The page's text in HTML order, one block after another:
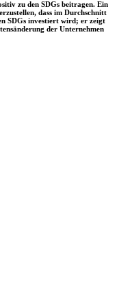
zu den SDGs beitragen. Ein
dass im Durchschnitt
SDGs investiert wird; er zeigt
der Unternehmen